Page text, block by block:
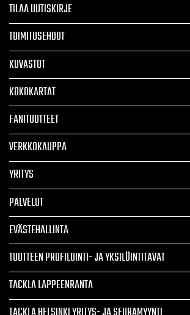
TILAA UUTISKIRJE
TOIMITUSEHDOT
KUVASTOT
KOKOKARTAT
FANITUOTTEET
VERKKOKAUPPA
YRITYS
PALVELUT
EVÄSTEHALLINTA
TUOTTEEN PROFILOINTI- JA YKSILÖINTITAVAT
TACKLA LAPPEENRANTA